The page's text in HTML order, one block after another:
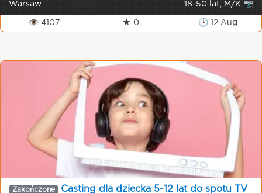
Warsaw 18-50 lat, M/K 📷
👁 4107 ★ 0 🕒 12 Aug
Zakończone Casting dla dziecka 5-12 lat do spotu TV